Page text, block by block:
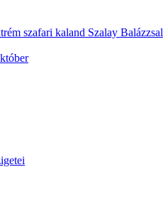
szafari kaland Szalay Balázzsal